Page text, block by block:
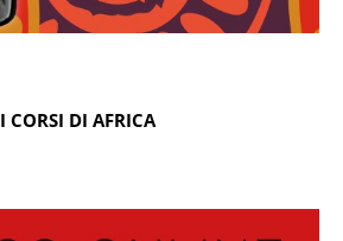
I CORSI DI AFRICA